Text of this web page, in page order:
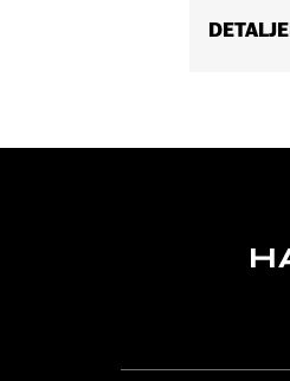
Position